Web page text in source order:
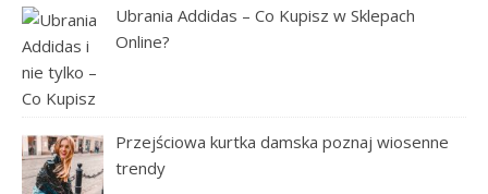
Ubrania Addidas – Co Kupisz w Sklepach
Online?
Przejściowa kurtka damska poznaj wiosenne
trendy